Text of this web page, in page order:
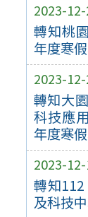
2023-
轉知桃
年度寒
2023-
轉知大
科技應
年度寒
2023-
轉知
及科技